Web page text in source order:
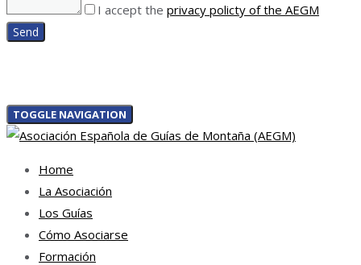
I accept the privacy policty of the AEGM
TOGGLE NAVIGATION
Home
La Asociación
Los Guías
Cómo Asociarse
Formación